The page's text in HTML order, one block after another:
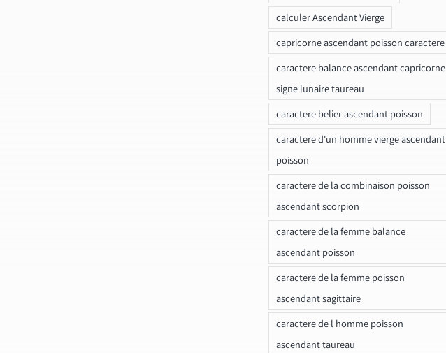
calculer Ascendant Vierge
capricorne ascendant poisson caractere
caractere balance ascendant capricorne
signe lunaire taureau
caractere belier ascendant poisson
caractere d'un homme vierge ascendant
poisson
caractere de la combinaison poisson
ascendant scorpion
caractere de la femme balance
ascendant poisson
caractere de la femme poisson
ascendant sagittaire
caractere de l homme poisson
ascendant taureau